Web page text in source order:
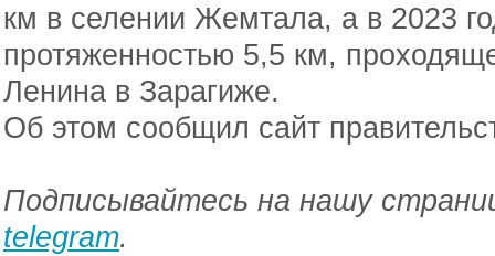
км в селении Жемтала, а в 2023
протяженностью 5,5 км,
Ленина в Зарагиже.
Об этом сообщил сайт
Подписывайтесь на нашу
telegram.